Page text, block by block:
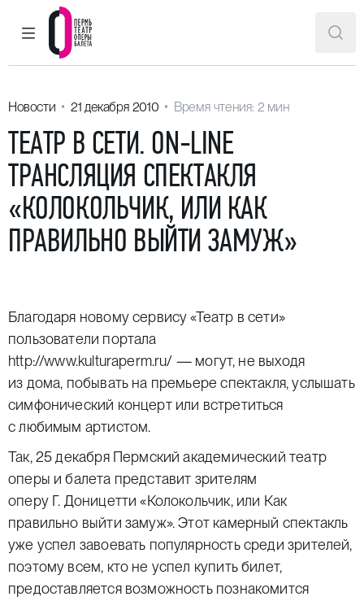
ГЛАВНОЕ МЕНЮ
Пермский театр оперы и балета
Новости 21 декабря 2010 Время чтения: 2 мин
ТЕАТР В СЕТИ. ON-LINE
ТРАНСЛЯЦИЯ СПЕКТАКЛЯ
«КОЛОКОЛЬЧИК, ИЛИ КАК
ПРАВИЛЬНО ВЫЙТИ ЗАМУЖ»
Благодаря новому сервису «Театр в сети»
пользователи портала
http://www.kulturaperm.ru/ — могут, не выходя
из дома, побывать на премьере спектакля, услышать
симфонический концерт или встретиться
с любимым артистом.
Так, 25 декабря Пермский академический театр
оперы и балета представит зрителям
оперу Г. Доницетти «Колокольчик, или Как
правильно выйти замуж». Этот камерный спектакль
уже успел завоевать популярность среди зрителей,
поэтому всем, кто не успел купить билет,
предоставляется возможность познакомится